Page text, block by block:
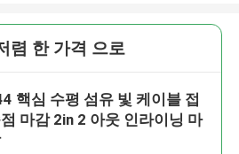
렴 한 가격 으로
핵심 수평 섬유 빛 케이블 접
마감 2in 2 아웃 인라이닝 마